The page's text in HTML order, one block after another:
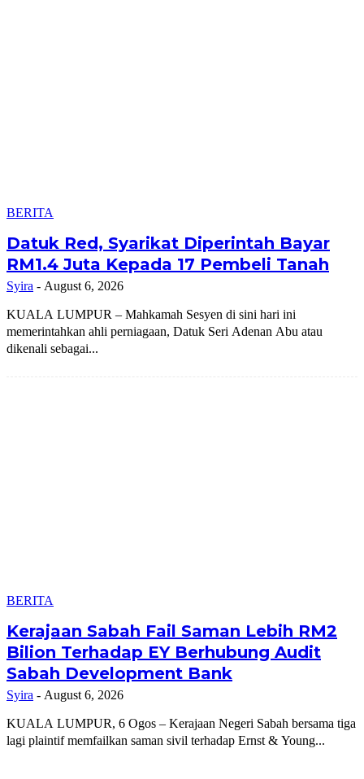
BERITA
Datuk Red, Syarikat Diperintah Bayar
RM1.4 Juta Kepada 17 Pembeli Tanah
Syira - August 6, 2026
KUALA LUMPUR – Mahkamah Sesyen di sini hari ini
memerintahkan ahli perniagaan, Datuk Seri Adenan Abu atau
dikenali sebagai...
BERITA
Kerajaan Sabah Fail Saman Lebih RM2
Bilion Terhadap EY Berhubung Audit
Sabah Development Bank
Syira - August 6, 2026
KUALA LUMPUR, 6 Ogos – Kerajaan Negeri Sabah bersama tiga
lagi plaintif memfailkan saman sivil terhadap Ernst & Young...